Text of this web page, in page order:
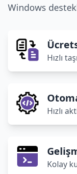
Windows
Hızlı
Hızlı
Kolay